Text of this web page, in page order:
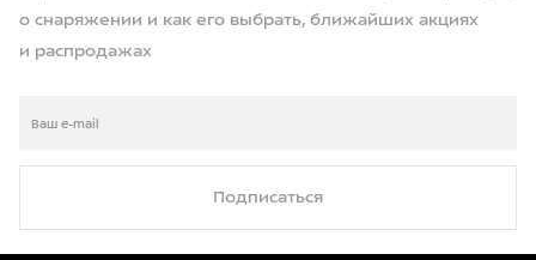
о снаряжении и как его выбрать, ближайших акциях
и распродажах
Подписаться